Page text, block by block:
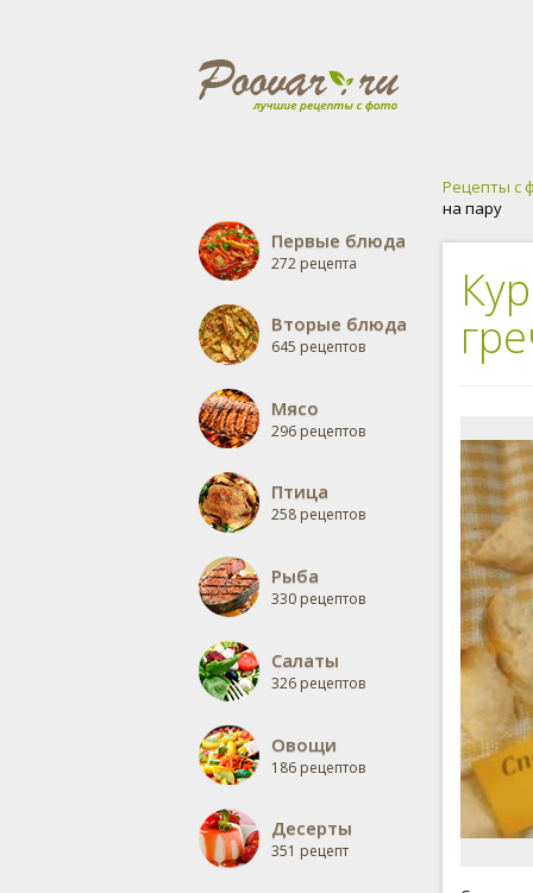
Первые блюда
272 рецепта
Вторые блюда
645 рецептов
Мясо
296 рецептов
Птица
258 рецептов
Рыба
330 рецептов
Салаты
326 рецептов
Овощи
186 рецептов
Десерты
351 рецепт
Рецепты с
на пару